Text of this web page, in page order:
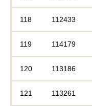
118 112433
119 114179
120 113186
121 113261